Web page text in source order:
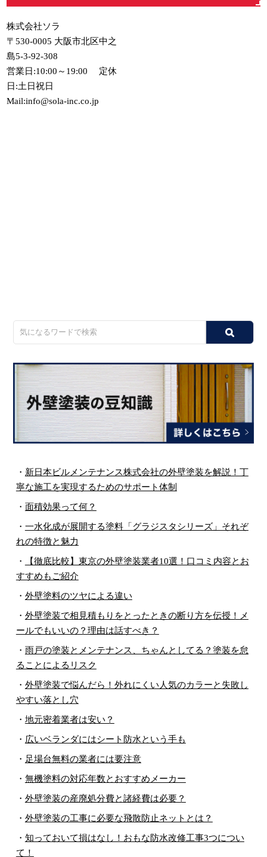
株式会社ソラ
〒530-0005 大阪市北区中之
島5-3-92-308
営業日:10:00～19:00 定休
日:土日祝日
Mail:info@sola-inc.co.jp
・ 新日本ビルメンテナンス株式会社の外壁塗装を解説！丁
寧な施工を実現するためのサポート体制
・ 面積効果って何？
・ 一水化成が展開する塗料「グラジスタシリーズ」それぞ
れの特徴と魅力
・
【徹底比較】東京の外壁塗装業者10選！口コミ内容とお
すすめもご紹介
・ 外壁塗料のツヤによる違い
・ 外壁塗装で相見積もりをとったときの断り方を伝授！メ
ールでもいいの？理由は話すべき？
・ 雨戸の塗装とメンテナンス、ちゃんとしてる？塗装を怠
ることによるリスク
・ 外壁塗装で悩んだら！外れにくい人気のカラーと失敗し
やすい落とし穴
・ 地元密着業者は安い？
・ 広いベランダにはシート防水という手も
・ 足場台無料の業者には要注意
・ 無機塗料の対応年数とおすすめメーカー
・ 外壁塗装の産廃処分費と諸経費は必要？
・ 外壁塗装の工事に必要な飛散防止ネットとは？
・ 知っておいて損はなし！おもな防水改修工事3つについ
て！